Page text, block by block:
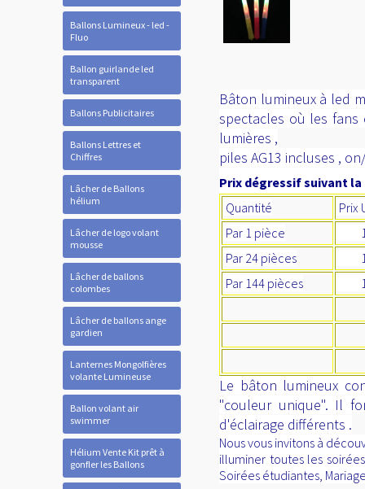
Ballons Lumineux - led -
Fluo
Ballon guirlande led
transparent
Ballons Publicitaires
Ballons Lettres et
Chiffres
Lâcher de Ballons
hélium
Lâcher de logo volant
mousse
Lâcher de ballons
colombes
Lâcher de ballons ange
gardien
Lanternes Mongolfières
volante Lumineuse
Ballon volant air
swimmer
Hélium Vente Kit prêt à
gonfler les Ballons
Bâton lumineux à led
spectacles où les
lumières ,
piles AG13 incluses ,
Prix dégressif suivant
Quantité
Prix
Par 1 pièce
Par 24 pièces
Par 144 pièces
Le bâton lumineux
"couleur unique". Il
d'éclairage différents .
Nous vous invitons à
illuminer toutes les
Soirées étudiantes,